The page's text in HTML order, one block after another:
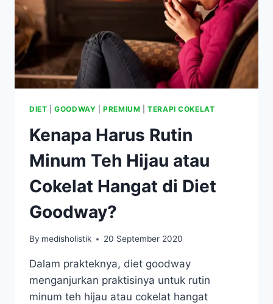
KETOSIS,
MASIH
BISA
TURUN
BB
4-
SEBULAN!
DIET |GOODWAY |PREMIUM |TERAPI COKELAT
Kenapa Harus Rutin
Minum Teh Hijau atau
Cokelat Hangat di Diet
Goodway?
By medisholistik 20 September 2020
Dalam prakteknya, diet goodway
menganjurkan praktisinya untuk rutin
minum teh hijau atau cokelat hangat